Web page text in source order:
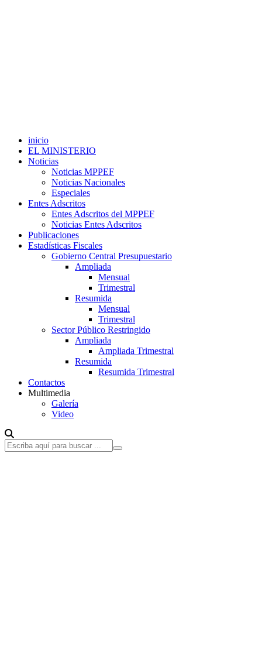
inicio
EL MINISTERIO
Noticias
Noticias MPPEF
Noticias Nacionales
Especiales
Entes Adscritos
Entes Adscritos del MPPEF
Noticias Entes Adscritos
Publicaciones
Estadísticas Fiscales
Gobierno Central Presupuestario
Ampliada
Mensual
Trimestral
Resumida
Mensual
Trimestral
Sector Público Restringido
Ampliada
Ampliada Trimestral
Resumida
Resumida Trimestral
Contactos
Multimedia
Galería
Video